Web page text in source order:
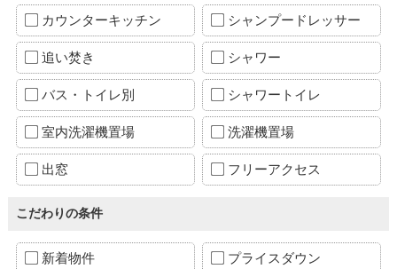
カウンターキッチン シャンプードレッサー
追い焚き シャワー
バス・トイレ別 シャワートイレ
室内洗濯機置場 洗濯機置場
出窓 フリーアクセス
こだわりの条件
新着物件 プライスダウン